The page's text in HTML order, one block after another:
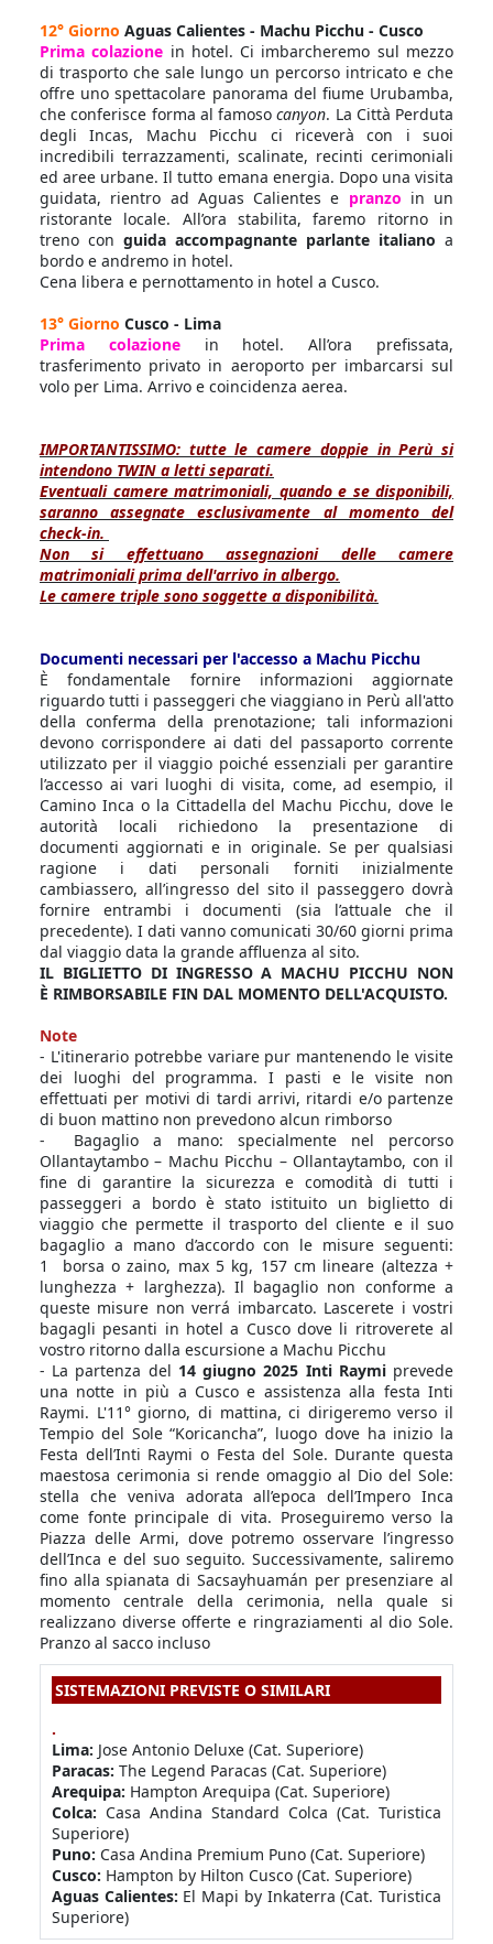
12° Giorno Aguas Calientes - Machu Picchu - Cusco
Prima colazione in hotel. Ci imbarcheremo sul mezzo
di trasporto che sale lungo un percorso intricato e che
offre uno spettacolare panorama del fiume Urubamba,
che conferisce forma al famosocanyon. La Città Perduta
degli Incas, Machu Picchu ci riceverà con i suoi
incredibili terrazzamenti, scalinate, recinti cerimoniali
ed aree urbane. Il tutto emana energia. Dopo una visita
guidata, rientro ad Aguas Calientes e pranzo in un
ristorante locale. All’ora stabilita, faremo ritorno in
treno con guida accompagnante parlante italiano a
bordo e andremo in hotel.
Cena libera e pernottamento in hotel a Cusco.
13° Giorno Cusco - Lima
Prima colazione in hotel. All’ora prefissata,
trasferimento privato in aeroporto per imbarcarsi sul
volo per Lima. Arrivo e coincidenza aerea.
IMPORTANTISSIMO: tutte le camere doppie in Perù si
intendono TWIN a letti separati.
Eventuali camere matrimoniali, quando e se disponibili,
saranno assegnate esclusivamente al momento del
check-in.
Non si effettuano assegnazioni delle camere
matrimoniali prima dell'arrivo in albergo.
Le camere triple sono soggette a disponibilità.
Documenti necessari per l'accesso a Machu Picchu
È fondamentale fornire informazioni aggiornate
riguardo tutti i passeggeri che viaggiano in Perù all'atto
della conferma della prenotazione; tali informazioni
devono corrispondere ai dati del passaporto corrente
utilizzato per il viaggio poiché essenziali per garantire
l’accesso ai vari luoghi di visita, come, ad esempio, il
Camino Inca o la Cittadella del Machu Picchu, dove le
autorità locali richiedono la presentazione di
documenti aggiornati e in originale. Se per qualsiasi
ragione i dati personali forniti inizialmente
cambiassero, all’ingresso del sito il passeggero dovrà
fornire entrambi i documenti (sia l’attuale che il
precedente). I dati vanno comunicati 30/60 giorni prima
dal viaggio data la grande affluenza al sito.
IL BIGLIETTO DI INGRESSO A MACHU PICCHU NON
È RIMBORSABILE FIN DAL MOMENTO DELL'ACQUISTO.
Note
- L'itinerario potrebbe variare pur mantenendo le visite
dei luoghi del programma. I pasti e le visite non
effettuati per motivi di tardi arrivi, ritardi e/o partenze
di buon mattino non prevedono alcun rimborso
- Bagaglio a mano: specialmente nel percorso
Ollantaytambo – Machu Picchu – Ollantaytambo, con il
fine di garantire la sicurezza e comodità di tutti i
passeggeri a bordo è stato istituito un biglietto di
viaggio che permette il trasporto del cliente e il suo
bagaglio a mano d’accordo con le misure seguenti:
1 borsa o zaino, max 5 kg, 157 cm lineare (altezza +
lunghezza + larghezza). Il bagaglio non conforme a
queste misure non verrá imbarcato. Lascerete i vostri
bagagli pesanti in hotel a Cusco dove li ritroverete al
vostro ritorno dalla escursione a Machu Picchu
- La partenza del 14 giugno 2025 Inti Raymiprevede
una notte in più a Cusco e assistenza alla festa Inti
Raymi. L'11° giorno, di mattina, ci dirigeremo verso il
Tempio del Sole “Koricancha”, luogo dove ha inizio la
Festa dell’Inti Raymi o Festa del Sole. Durante questa
maestosa cerimonia si rende omaggio al Dio del Sole:
stella che veniva adorata all’epoca dell’Impero Inca
come fonte principale di vita. Proseguiremo verso la
Piazza delle Armi, dove potremo osservare l’ingresso
dell’Inca e del suo seguito. Successivamente, saliremo
fino alla spianata di Sacsayhuamán per presenziare al
momento centrale della cerimonia, nella quale si
realizzano diverse offerte e ringraziamenti al dio Sole.
Pranzo al sacco incluso
SISTEMAZIONI PREVISTE O SIMILARI
.
Lima: Jose Antonio Deluxe (Cat. Superiore)
Paracas: The Legend Paracas (Cat. Superiore)
Arequipa: Hampton Arequipa (Cat. Superiore)
Colca: Casa Andina Standard Colca (Cat. Turistica
Superiore)
Puno: Casa Andina Premium Puno (Cat. Superiore)
Cusco: Hampton by Hilton Cusco (Cat. Superiore)
Aguas Calientes: El Mapi by Inkaterra (Cat. Turistica
Superiore)